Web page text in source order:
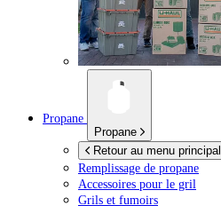
Propane
Propane
Retour au menu principal
Remplissage de propane
Accessoires pour le gril
Grils et fumoirs